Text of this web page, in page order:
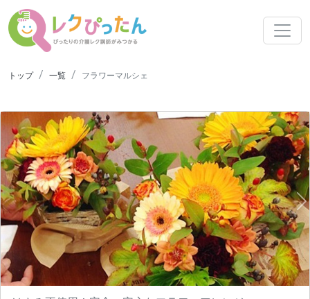
トップ 一覧 フラワーマルシェ